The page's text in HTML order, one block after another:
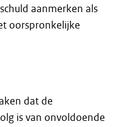
aanmerken als
oorspronkelijke
dat de
is van onvoldoende